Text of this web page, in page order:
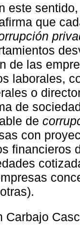
este
que
de las
laborales,
o
de
de
con
financieros
Carbajo